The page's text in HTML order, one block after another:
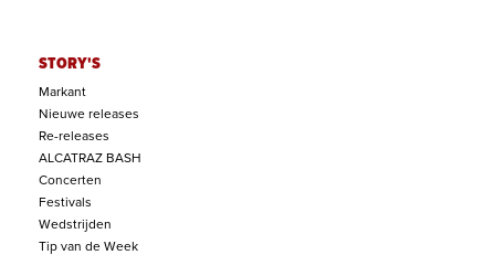
STORY'S
Markant
Nieuwe releases
Re-releases
ALCATRAZ BASH
Concerten
Festivals
Wedstrijden
Tip van de Week